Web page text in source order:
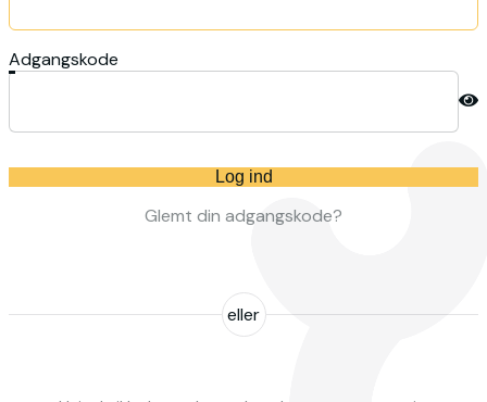
Adgangskode
Log ind
Glemt din adgangskode?
eller